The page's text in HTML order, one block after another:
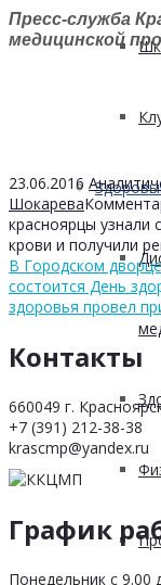
Пресс-служба
медицинской
23.06.2016
Шокарева
красноярцы узнали
крови и получили
В Городском
состоится День
здоровья провел
Контакты
660049 г.
+7 (391) 212-38-38
krascmp@yandex.ru
График
Понедельник с 9.00